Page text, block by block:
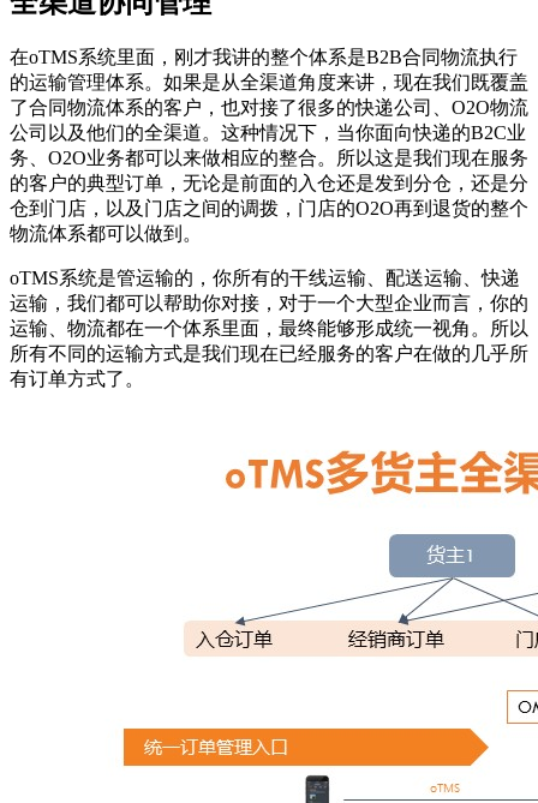
在oTMS系统里面，刚才我讲的整个体系是B2B合同物流执行
的运输管理体系。如果是从全渠道角度来讲，现在我们既覆盖
了合同物流体系的客户，也对接了很多的快递公司、O2O物流
公司以及他们的全渠道。这种情况下，当你面向快递的B2C业
务、O2O业务都可以来做相应的整合。所以这是我们现在服务
的客户的典型订单，无论是前面的入仓还是发到分仓，还是分
仓到门店，以及门店之间的调拨，门店的O2O再到退货的整个
物流体系都可以做到。
oTMS系统是管运输的，你所有的干线运输、配送运输、快递
运输，我们都可以帮助你对接，对于一个大型企业而言，你的
运输、物流都在一个体系里面，最终能够形成统一视角。所以
所有不同的运输方式是我们现在已经服务的客户在做的几乎所
有订单方式了。